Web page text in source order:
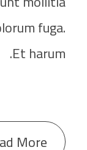
fuga.
Et harum.
More